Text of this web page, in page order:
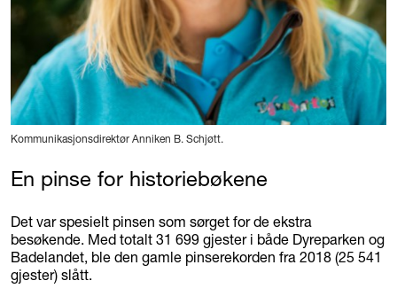
Kommunikasjonsdirektør Anniken B. Schjøtt.
En pinse for historiebøkene
Det var spesielt pinsen som sørget for de ekstra
besøkende. Med totalt 31 699 gjester i både Dyreparken og
Badelandet, ble den gamle pinserekorden fra 2018 (25 541
gjester) slått.